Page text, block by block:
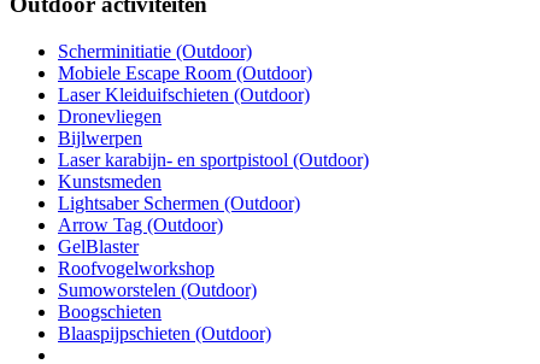
Scherminitiatie (Outdoor)
Mobiele Escape Room (Outdoor)
Laser Kleiduifschieten (Outdoor)
Dronevliegen
Bijlwerpen
Laser karabijn- en sportpistool (Outdoor)
Kunstsmeden
Lightsaber Schermen (Outdoor)
Arrow Tag (Outdoor)
GelBlaster
Roofvogelworkshop
Sumoworstelen (Outdoor)
Boogschieten
Blaaspijpschieten (Outdoor)